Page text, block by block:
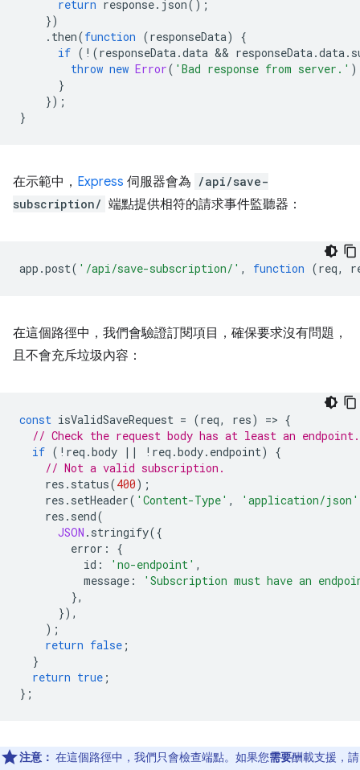
return response. json();
})
. then(function (responseData)
{
if ( ! (responseData.data && responseData.data.
throw new Error( 'Bad response from server.'
}
});
}
在示範中， Express 伺服器會為 /api/save-
subscription/ 端點提供相符的請求事件監聽器：
app .post( '/api/save-subscription/' , function (req,
在這個路徑中，我們會驗證訂閱項目，確保要求沒有問題，
且不會充斥垃圾內容：
const isValidSaveRequest = (req, res) => {
// Check the request body has at least an endpoint.
if ( ! req .body || ! req .body. endpoint)
{
// Not a valid subscription.
res . status(400);
res . setHeader( 'Content-Type' , 'application/json'
res . send(
JSON . stringify({
error :
{
id : 'no-endpoint' ,
message :
'Subscription must have an
},
}),
);
return false ;
}
return true ;
};
注意： 在這個路徑中，我們只會檢查端點。如果您需要酬載支援，請